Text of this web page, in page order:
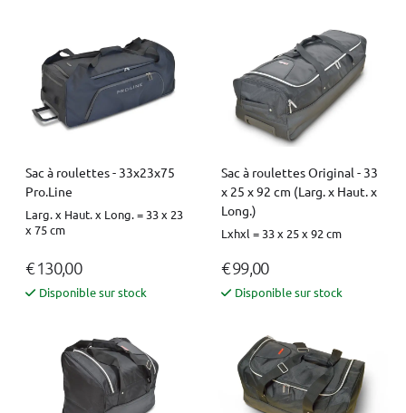
Sac à roulettes - 33x23x75
Pro.Line
Larg. x Haut. x Long. = 33 x 23
x 75 cm
€ 130,00
Disponible sur stock
Sac à roulettes Original - 33
x 25 x 92 cm (Larg. x Haut. x
Long.)
Lxhxl = 33 x 25 x 92 cm
€ 99,00
Disponible sur stock